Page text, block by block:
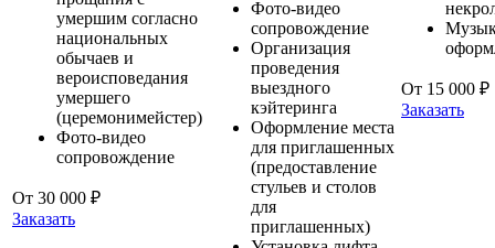
умершим согласно
национальных
обычаев и
вероисповедания
умершего
(церемонимейстер)
Фото-видео
сопровождение
От 30 000 ₽
Заказать
Фото-видео
сопровождение
Организация
проведения
выездного
кэйтеринга
Оформление места
для приглашенных
(предоставление
стульев и столов
для
приглашенных)
От 15 000 ₽
Заказать